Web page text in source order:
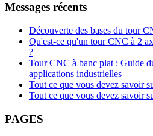
Messages récents
Découverte des bases du tour
Qu'est-ce qu'un tour CNC à 2
?
Tour CNC à banc plat : Guide
applications industrielles
Tout ce que vous devez savoir
Tout ce que vous devez savoir
PAGES